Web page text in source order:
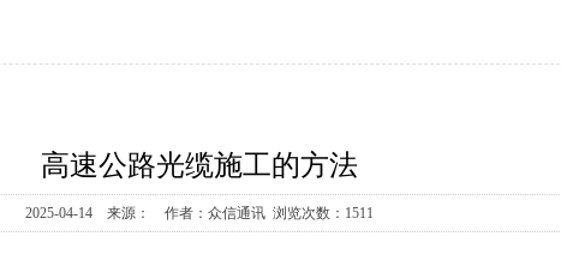
高速公路光缆施工的方法
2025-04-14 来源： 作者：众信通讯 浏览次数：1511